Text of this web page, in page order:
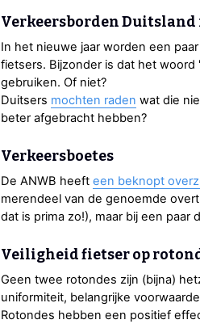
Verkeersborden Duitsland
In het nieuwe jaar worden een paar
fietsers. Bijzonder is dat het
gebruiken. Of niet?
Duitsers mochten raden wat die
beter afgebracht hebben?
Verkeersboetes
De ANWB heeft een beknopt
merendeel van de genoemde
dat is prima zo!), maar bij een
Veiligheid fietser op
Geen twee rotondes zijn (bijna)
uniformiteit, belangrijke
Rotondes hebben een positief